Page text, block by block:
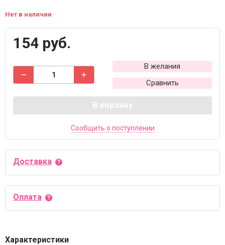
Нет в наличии
154 руб.
В желания
Сравнить
В корзину
Сообщить о поступлении
Доставка
Оплата
Характеристики